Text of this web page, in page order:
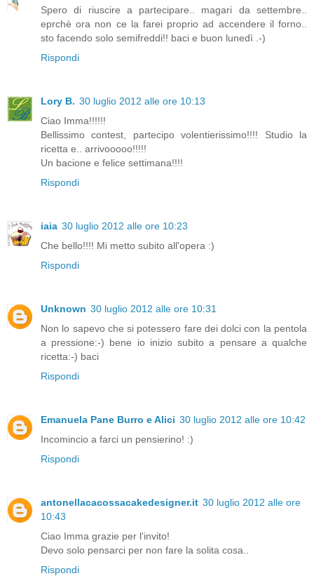
Spero di riuscire a partecipare.. magari da settembre..
eprchè ora non ce la farei proprio ad accendere il forno..
sto facendo solo semifreddi!! baci e buon lunedì .-)
Rispondi
Lory B. 30 luglio 2012 alle ore 10:13
Ciao Imma!!!!!!
Bellissimo contest, partecipo volentierissimo!!!! Studio la
ricetta e.. arrivooooo!!!!!
Un bacione e felice settimana!!!!
Rispondi
iaia 30 luglio 2012 alle ore 10:23
Che bello!!!! Mi metto subito all'opera :)
Rispondi
Unknown 30 luglio 2012 alle ore 10:31
Non lo sapevo che si potessero fare dei dolci con la pentola
a pressione:-) bene io inizio subito a pensare a qualche
ricetta:-) baci
Rispondi
Emanuela Pane Burro e Alici 30 luglio 2012 alle ore 10:42
Incomincio a farci un pensierino! :)
Rispondi
antonellacacossacakedesigner.it 30 luglio 2012 alle ore
10:43
Ciao Imma grazie per l'invito!
Devo solo pensarci per non fare la solita cosa..
Rispondi